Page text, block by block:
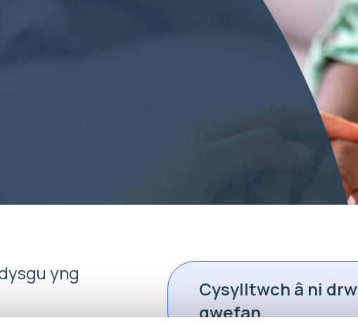
yng
Cysylltwch â ni
gwefan